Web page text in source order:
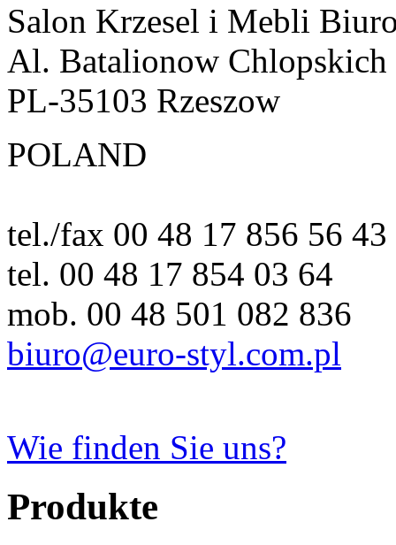
Salon Krzesel i Mebli
Al. Batalionow
PL-35103 Rzeszow
POLAND
tel./fax 00 48 17 856 56 43
tel. 00 48 17 854 03 64
mob. 00 48 501 082 836
biuro@euro-styl.com.pl
Wie finden Sie uns?
Produkte